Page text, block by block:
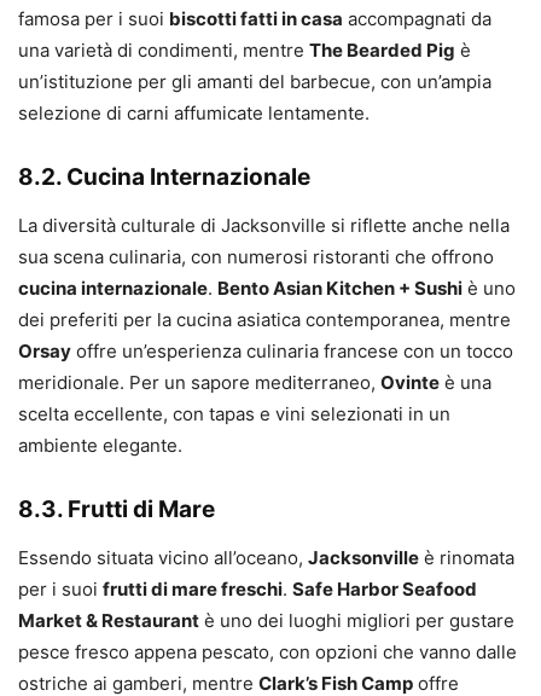
famosa per i suoi biscotti fatti in casa accompagnati da
una varietà di condimenti, mentre The Bearded Pig è
un’istituzione per gli amanti del barbecue, con un’ampia
selezione di carni affumicate lentamente.
8.2. Cucina Internazionale
La diversità culturale di Jacksonville si riflette anche nella
sua scena culinaria, con numerosi ristoranti che offrono
cucina internazionale. Bento Asian Kitchen + Sushi è uno
dei preferiti per la cucina asiatica contemporanea, mentre
Orsay offre un’esperienza culinaria francese con un tocco
meridionale. Per un sapore mediterraneo, Ovinte è una
scelta eccellente, con tapas e vini selezionati in un
ambiente elegante.
8.3. Frutti di Mare
Essendo situata vicino all’oceano, Jacksonville è rinomata
per i suoi frutti di mare freschi. Safe Harbor Seafood
Market & Restaurant è uno dei luoghi migliori per gustare
pesce fresco appena pescato, con opzioni che vanno dalle
ostriche ai gamberi, mentre Clark’s Fish Camp offre